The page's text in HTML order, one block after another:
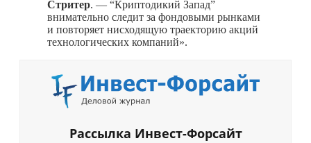
Стритер. — “Криптодикий Запад”
внимательно следит за фондовыми рынками
и повторяет нисходящую траекторию акций
технологических компаний».
Рассылка Инвест-Форсайт